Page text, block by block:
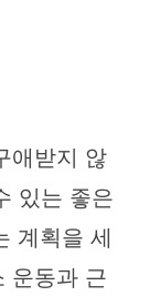
애받지 않
있는 좋은
계획을 세
운동과 근